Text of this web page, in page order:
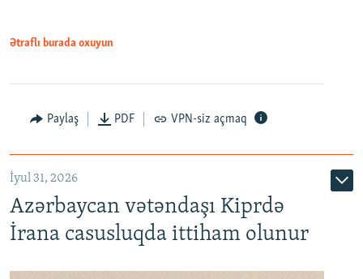
Ətraflı burada oxuyun
Paylaş PDF VPN-siz açmaq
İyul 31, 2026
Azərbaycan vətəndaşı Kiprdə
İrana casusluqda ittiham olunur